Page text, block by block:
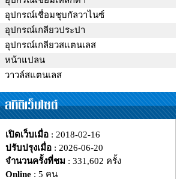
อุปกรณ์เชื่อมชุบกัลวาไนซ์
อุปกรณ์เกลียวประปา
อุปกรณ์เกลียวสแตนเลส
หน้าแปลน
วาวล์สแตนเลส
สถิติเว็บไซต์
เปิดเว็บเมื่อ : 2018-02-16
ปรับปรุงเมื่อ : 2026-06-20
จำนวนครั้งที่ชม : 331,602 ครั้ง
Online : 5 คน